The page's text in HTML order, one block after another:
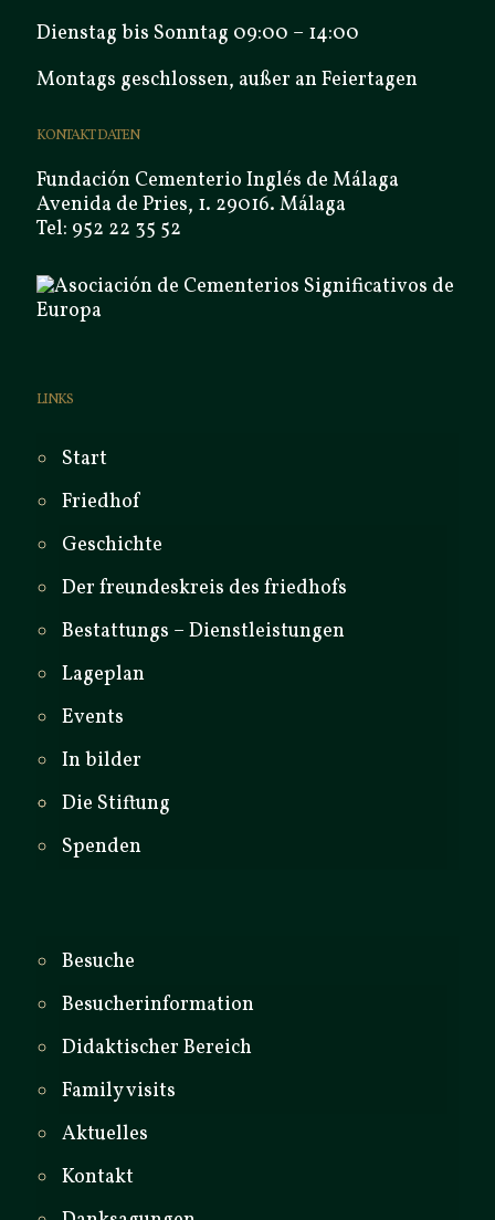
Dienstag bis Sonntag 09:00 – 14:00
Montags geschlossen, außer an Feiertagen
KONTAKT DATEN
Fundación Cementerio Inglés de Málaga
Avenida de Pries, 1. 29016. Málaga
Tel: 952 22 35 52
LINKS
Start
Friedhof
Geschichte
Der freundeskreis des friedhofs
Bestattungs – Dienstleistungen
Lageplan
Events
In bilder
Die Stiftung
Spenden
Besuche
Besucherinformation
Didaktischer Bereich
Family visits
Aktuelles
Kontakt